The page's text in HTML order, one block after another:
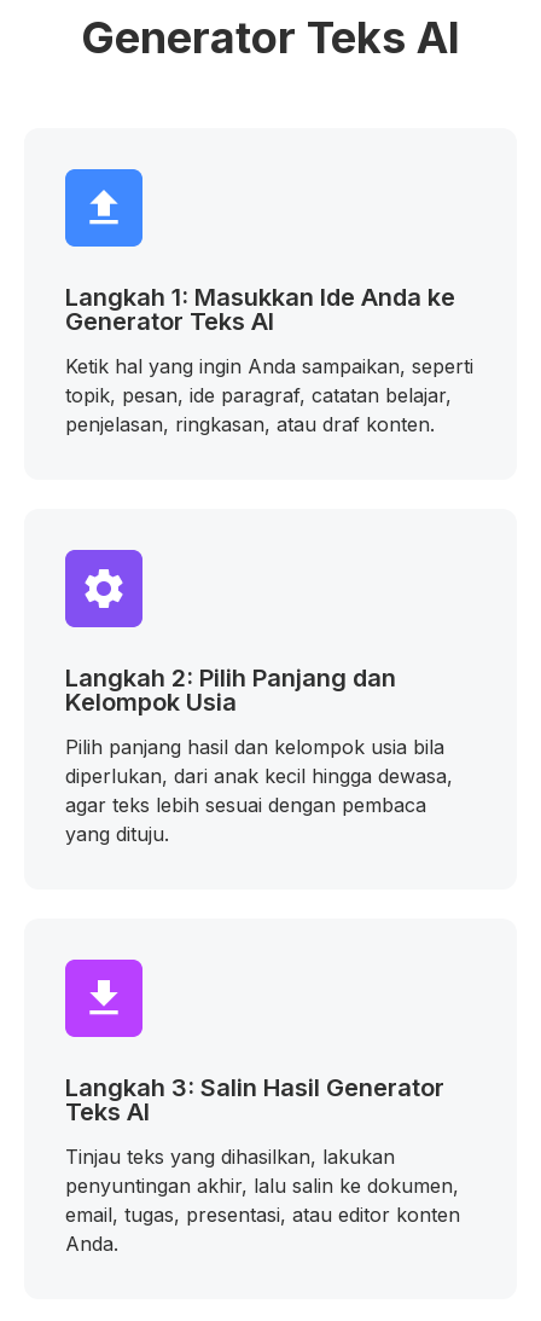
Generator Teks AI
Langkah 1: Masukkan Ide Anda ke
Generator Teks AI
Ketik hal yang ingin Anda sampaikan, seperti
topik, pesan, ide paragraf, catatan belajar,
penjelasan, ringkasan, atau draf konten.
Langkah 2: Pilih Panjang dan
Kelompok Usia
Pilih panjang hasil dan kelompok usia bila
diperlukan, dari anak kecil hingga dewasa,
agar teks lebih sesuai dengan pembaca
yang dituju.
Langkah 3: Salin Hasil Generator
Teks AI
Tinjau teks yang dihasilkan, lakukan
penyuntingan akhir, lalu salin ke dokumen,
email, tugas, presentasi, atau editor konten
Anda.